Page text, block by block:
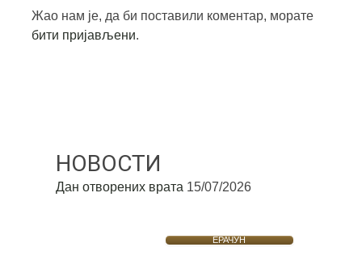
Жао нам је, да би поставили коментар, морате
бити пријављени.
НОВОСТИ
Дан отворених врата 15/07/2026
ЕРАЧУН